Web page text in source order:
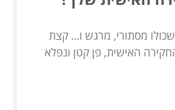
מסתורי, מרגש ו... קצת
האישית, פן קטן ונפלא